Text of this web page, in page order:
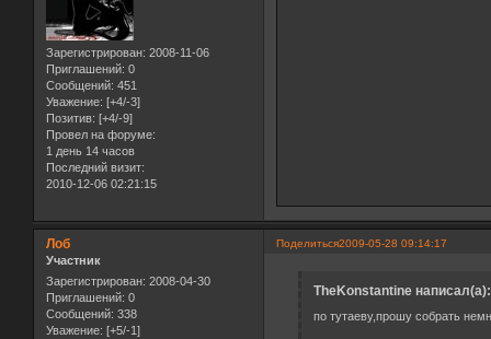
Зарегистрирован: 2008-11-06
Приглашений: 0
Сообщений: 451
Уважение: [+4/-3]
Позитив: [+4/-9]
Провел на форуме:
1 день 14 часов
Последний визит:
2010-12-06 02:21:15
Поделиться2009-05-28 09:14:17
Лоб
Участник
Зарегистрирован: 2008-04-30
Приглашений: 0
Сообщений: 338
Уважение: [+5/-1]
TheKonstantine написал(а):
по тутаеву,прошу собрать